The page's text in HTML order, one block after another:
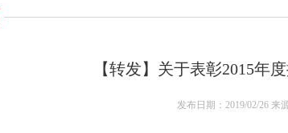
【转发】关于表彰2015年
发布日期：2019/02/26 来